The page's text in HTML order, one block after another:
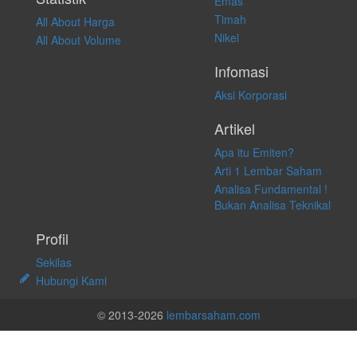
All About Harga
All About Volume
Timah
Nikel
Infomasi
Aksi Korporasi
Artikel
Apa itu Emiten?
Arti 1 Lembar Saham
Analisa Fundamental !
Bukan Analisa Teknikal
Profil
Sekilas
Hubungi Kami
© 2013-2026 lembarsaham.com